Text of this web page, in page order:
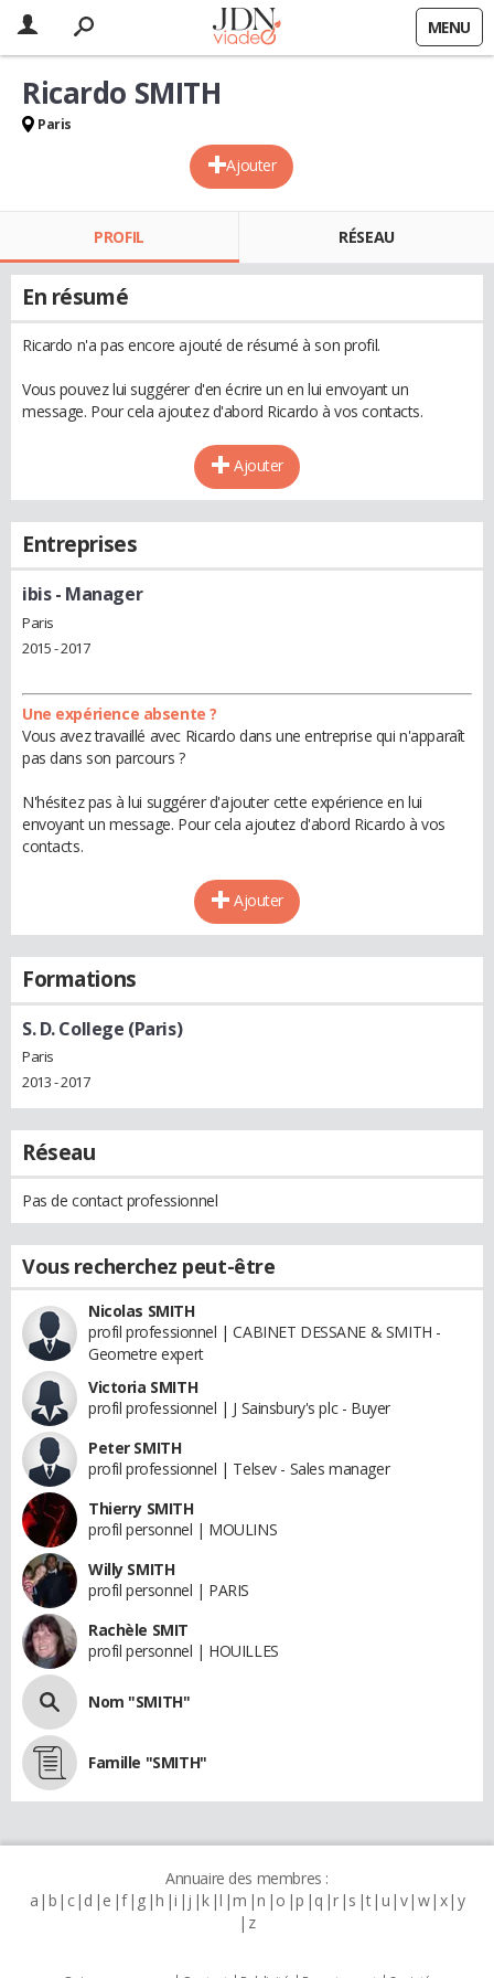
MENU
Ajouter
Ricardo SMITH
Paris
PROFIL RÉSEAU
En résumé
Ricardo n'a pas encore ajouté de résumé à son profil.
Vous pouvez lui suggérer d'en écrire un en lui envoyant un
message. Pour cela ajoutez d'abord Ricardo à vos contacts.
Ajouter
Entreprises
ibis- Manager
Paris
2015 - 2017
Une expérience absente ?
Vous avez travaillé avec Ricardo dans une entreprise qui n'apparaît
pas dans son parcours ?
N'hésitez pas à lui suggérer d'ajouter cette expérience en lui
envoyant un message. Pour cela ajoutez d'abord Ricardo à vos
contacts.
Ajouter
Formations
S. D. College (Paris)
Paris
2013 - 2017
Réseau
Pas de contact professionnel
Vous recherchez peut-être
Nicolas SMITH
profil professionnel | CABINET DESSANE & SMITH -
Geometre expert
Victoria SMITH
profil professionnel | J Sainsbury's plc - Buyer
Peter SMITH
profil professionnel | Telsev - Sales manager
Thierry SMITH
profil personnel | MOULINS
Willy SMITH
profil personnel | PARIS
Rachèle SMIT
profil personnel | HOUILLES
Nom "SMITH"
Famille "SMITH"
Annuaire des membres :
a b c d e f g h i j k l m n o p q r s t u v w x y
z